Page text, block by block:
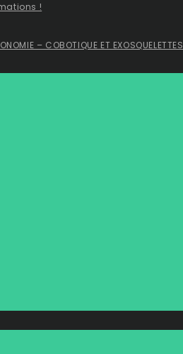
!
– COBOTIQUE ET EXOSQUELETTES